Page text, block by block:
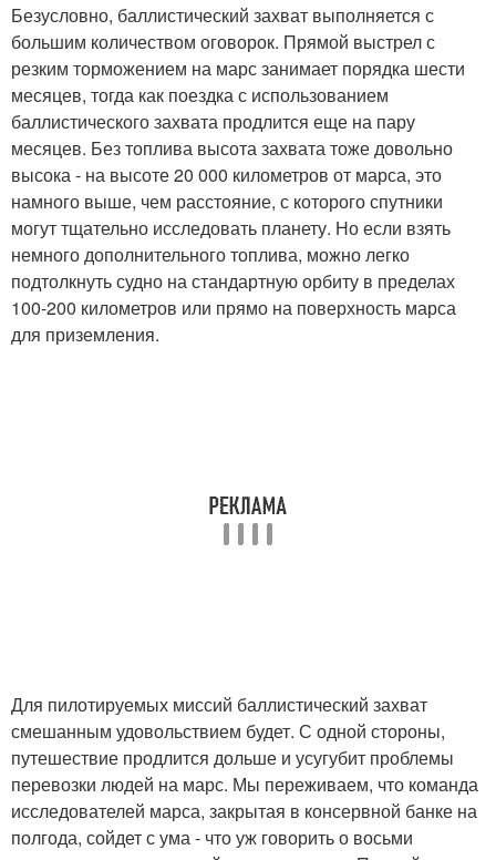
Безусловно, баллистический захват выполняется с
большим количеством оговорок. Прямой выстрел с
резким торможением на марс занимает порядка шести
месяцев, тогда как поездка с использованием
баллистического захвата продлится еще на пару
месяцев. Без топлива высота захвата тоже довольно
высока - на высоте 20 000 километров от марса, это
намного выше, чем расстояние, с которого спутники
могут тщательно исследовать планету. Но если взять
немного дополнительного топлива, можно легко
подтолкнуть судно на стандартную орбиту в пределах
100-200 километров или прямо на поверхность марса
для приземления.
Для пилотируемых миссий баллистический захват
смешанным удовольствием будет. С одной стороны,
путешествие продлится дольше и усугубит проблемы
перевозки людей на марс. Мы переживаем, что команда
исследователей марса, закрытая в консервной банке на
полгода, сойдет с ума - что уж говорить о восьми